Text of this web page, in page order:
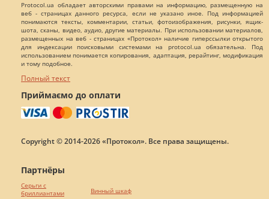
Protocol.ua обладает авторскими правами на информацию, размещенную на
веб - страницах данного ресурса, если не указано иное. Под информацией
понимаются тексты, комментарии, статьи, фотоизображения, рисунки, ящик-
шота, сканы, видео, аудио, другие материалы. При использовании материалов,
размещенных на веб - страницах «Протокол» наличие гиперссылки открытого
для индексации поисковыми системами на protocol.ua обязательна. Под
использованием понимается копирования, адаптация, рерайтинг, модификация
и тому подобное.
Полный текст
Приймаємо до оплати
Copyright © 2014-2026 «Протокол». Все права защищены.
Партнёры
Серьги с
бриллиантами
Винный шкаф